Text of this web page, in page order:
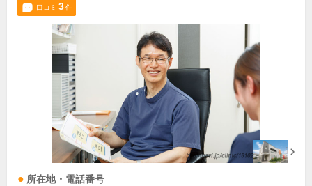
口コミ 3件
所在地・電話番号